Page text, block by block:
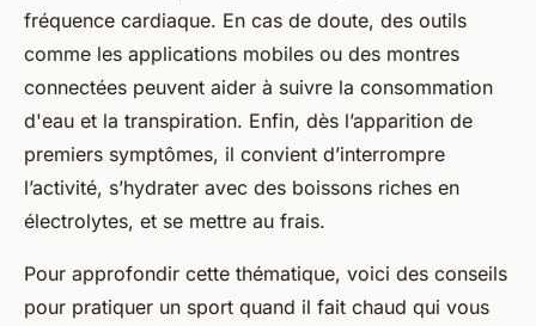
fréquence cardiaque. En cas de doute, des outils
comme les applications mobiles ou des montres
connectées peuvent aider à suivre la consommation
d'eau et la transpiration. Enfin, dès l’apparition de
premiers symptômes, il convient d’interrompre
l’activité, s’hydrater avec des boissons riches en
électrolytes, et se mettre au frais.
Pour approfondir cette thématique, voici des conseils
pour pratiquer un sport quand il fait chaud qui vous